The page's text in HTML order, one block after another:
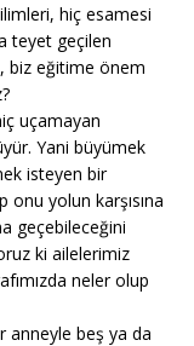
hiç esamesi
teyet geçilen
biz eğitime önem
uçamayan
Yani büyümek
isteyen bir
yolun karşısına
geçebileceğini
ki ailelerimiz
neler olup
anneyle beş ya da